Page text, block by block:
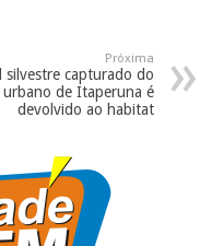
Próxima
silvestre capturado do
de Itaperuna é
devolvido ao habitat